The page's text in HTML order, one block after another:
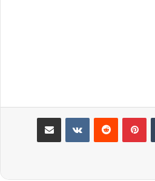
‫تامبلر ‫پین‌ترست‫رددیت ‫VKontakteاشتراک گذاری از طریق ایمیل